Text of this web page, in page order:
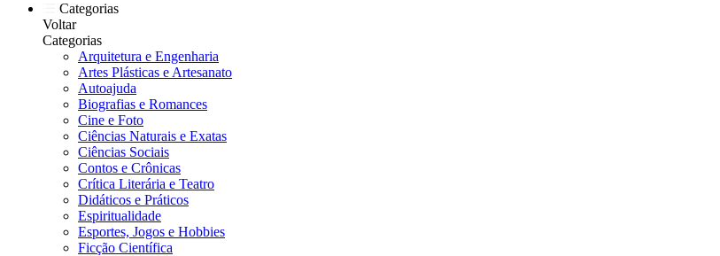
Categorias
Voltar
Categorias
Arquitetura e Engenharia
Artes Plásticas e Artesanato
Autoajuda
Biografias e Romances
Cine e Foto
Ciências Naturais e Exatas
Ciências Sociais
Contos e Crônicas
Crítica Literária e Teatro
Didáticos e Práticos
Espiritualidade
Esportes, Jogos e Hobbies
Ficção Científica